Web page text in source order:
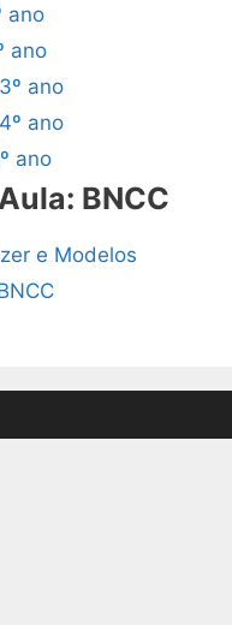
ano
ano
ano
ano
ano
BNCC
e Modelos